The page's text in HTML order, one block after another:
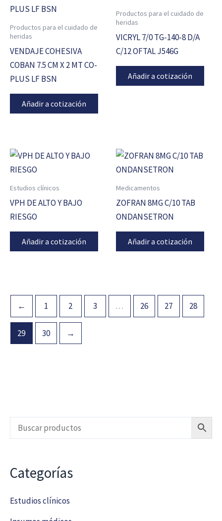
Categorías
Estudios clínicos
Productos para el cuidado de
heridas
VENDAJE COHESIVA
COBAN 7.5 CM X 2 MT CO-
PLUS LF BSN
Añadir a cotización
Productos para el cuidado de
heridas
VICRYL 7/0 TG-140-8 D/A
C/12 OFTAL J546G
Añadir a cotización
Estudios clínicos
VPH DE ALTO Y BAJO
RIESGO
Añadir a cotización
Medicamentos
ZOFRAN 8MG C/10 TAB
ONDANSETRON
Añadir a cotización
← 1 2 3 … 26 27 28
29 30 →